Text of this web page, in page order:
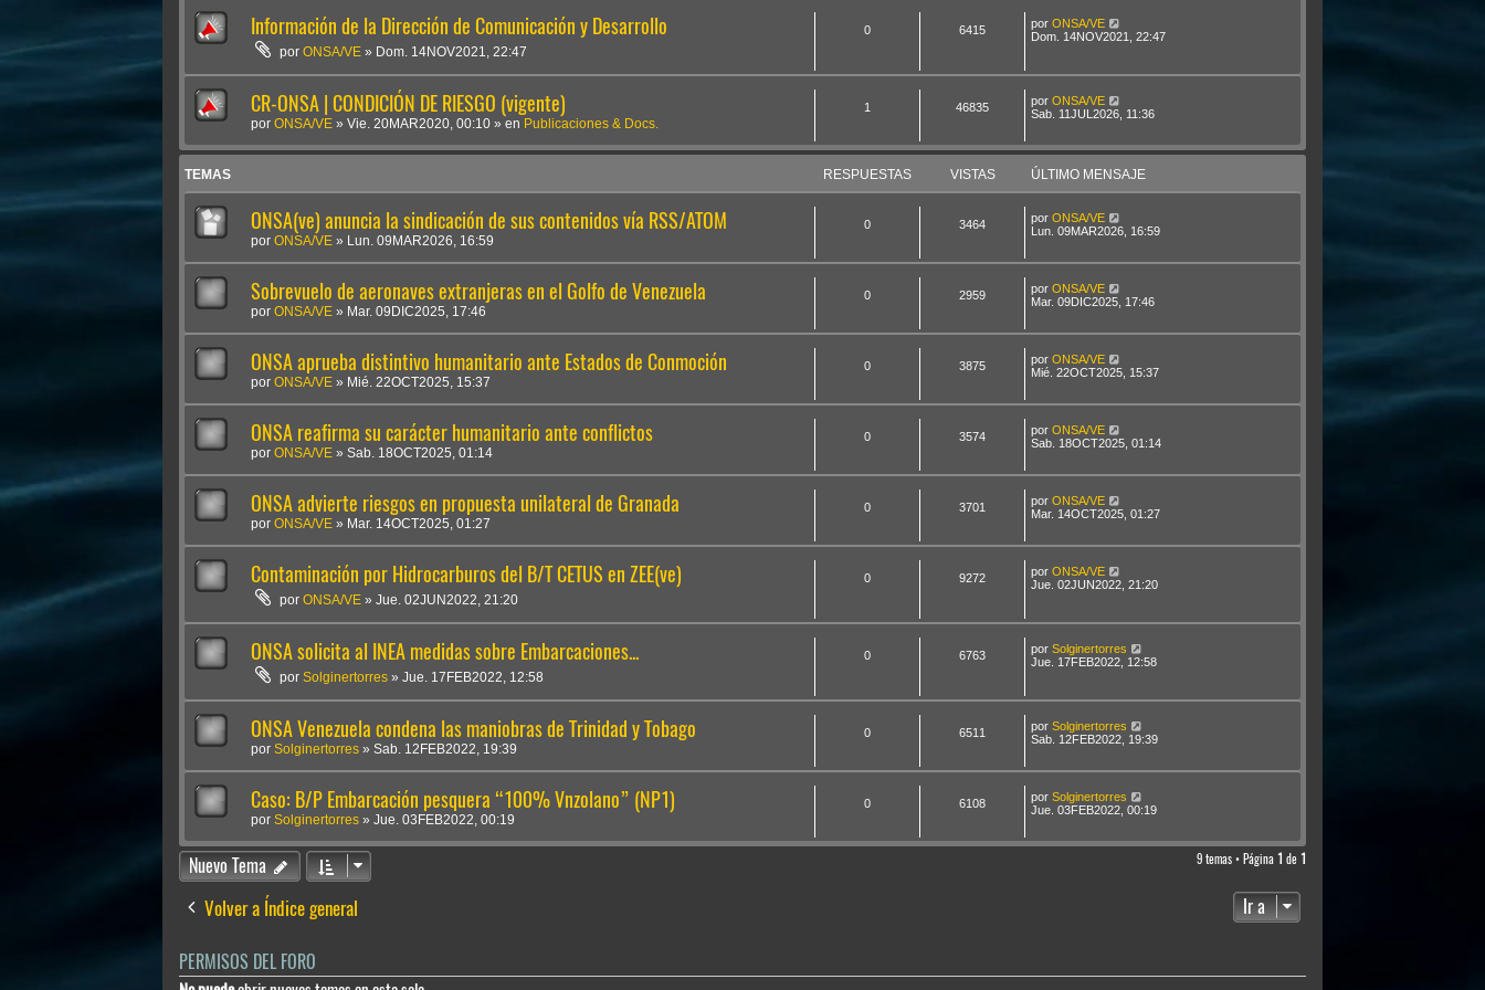
Información de la Dirección de Comunicación y Desarrollo
porONSA/VE » Dom. 14NOV2021, 22:47
0 6415 por ONSA/VE
Dom. 14NOV2021, 22:47
CR-ONSA | CONDICIÓN DE RIESGO (vigente)
por ONSA/VE » Vie. 20MAR2020, 00:10 » en Publicaciones & Docs.
1 46835 por ONSA/VE
Sab. 11JUL2026, 11:36
TEMAS RESPUESTAS VISTAS ÚLTIMO MENSAJE
ONSA(ve) anuncia la sindicación de sus contenidos vía RSS/ATOM
por ONSA/VE » Lun. 09MAR2026, 16:59
0 3464 por ONSA/VE
Lun. 09MAR2026, 16:59
Sobrevuelo de aeronaves extranjeras en el Golfo de Venezuela
por ONSA/VE » Mar. 09DIC2025, 17:46
0 2959 por ONSA/VE
Mar. 09DIC2025, 17:46
ONSA aprueba distintivo humanitario ante Estados de Conmoción
por ONSA/VE » Mié. 22OCT2025, 15:37
0 3875 por ONSA/VE
Mié. 22OCT2025, 15:37
ONSA reafirma su carácter humanitario ante conflictos
por ONSA/VE » Sab. 18OCT2025, 01:14
0 3574 por ONSA/VE
Sab. 18OCT2025, 01:14
ONSA advierte riesgos en propuesta unilateral de Granada
por ONSA/VE » Mar. 14OCT2025, 01:27
0 3701 por ONSA/VE
Mar. 14OCT2025, 01:27
Contaminación por Hidrocarburos del B/T CETUS en ZEE(ve)
porONSA/VE »Jue. 02JUN2022, 21:20
0 9272 por ONSA/VE
Jue. 02JUN2022, 21:20
ONSA solicita al INEA medidas sobre Embarcaciones...
porSolginertorres »Jue. 17FEB2022, 12:58
0 6763 por Solginertorres
Jue. 17FEB2022, 12:58
ONSA Venezuela condena las maniobras de Trinidad y Tobago
por Solginertorres » Sab. 12FEB2022, 19:39
0 6511 por Solginertorres
Sab. 12FEB2022, 19:39
Caso: B/P Embarcación pesquera “100% Vnzolano” (NP1)
por Solginertorres » Jue. 03FEB2022, 00:19
0 6108 por Solginertorres
Jue. 03FEB2022, 00:19
Nuevo Tema 9 temas • Página 1 de 1
Volver a Índice general Ir a
PERMISOS DEL FORO